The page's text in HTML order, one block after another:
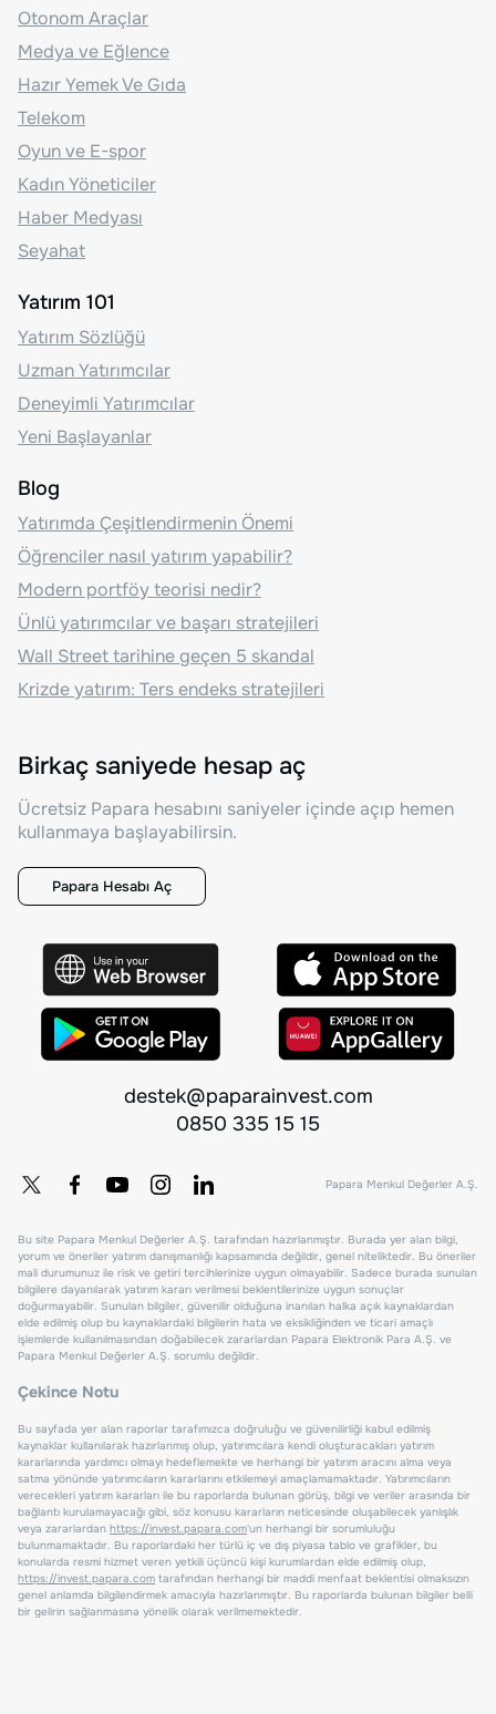
Otonom Araçlar
Medya ve Eğlence
Hazır Yemek Ve Gıda
Telekom
Oyun ve E-spor
Kadın Yöneticiler
Haber Medyası
Seyahat
Yatırım 101
Yatırım Sözlüğü
Uzman Yatırımcılar
Deneyimli Yatırımcılar
Yeni Başlayanlar
Blog
Yatırımda Çeşitlendirmenin Önemi
Öğrenciler nasıl yatırım yapabilir?
Modern portföy teorisi nedir?
Ünlü yatırımcılar ve başarı stratejileri
Wall Street tarihine geçen 5 skandal
Krizde yatırım: Ters endeks stratejileri
Birkaç saniyede hesap aç
Ücretsiz Papara hesabını saniyeler içinde açıp hemen
kullanmaya başlayabilirsin.
Papara Hesabı Aç
destek@paparainvest.com
0850 335 15 15
Papara Menkul Değerler A.Ş.
Bu site Papara Menkul Değerler A.Ş. tarafından hazırlanmıştır. Burada yer alan bilgi,
yorum ve öneriler yatırım danışmanlığı kapsamında değildir, genel niteliktedir. Bu öneriler
mali durumunuz ile risk ve getiri tercihlerinize uygun olmayabilir. Sadece burada sunulan
bilgilere dayanılarak yatırım kararı verilmesi beklentilerinize uygun sonuçlar
doğurmayabilir. Sunulan bilgiler, güvenilir olduğuna inanılan halka açık kaynaklardan
elde edilmiş olup bu kaynaklardaki bilgilerin hata ve eksikliğinden ve ticari amaçlı
işlemlerde kullanılmasından doğabilecek zararlardan Papara Elektronik Para A.Ş. ve
Papara Menkul Değerler A.Ş. sorumlu değildir.
Çekince Notu
Bu sayfada yer alan raporlar tarafımızca doğruluğu ve güvenilirliği kabul edilmiş
kaynaklar kullanılarak hazırlanmış olup, yatırımcılara kendi oluşturacakları yatırım
kararlarında yardımcı olmayı hedeflemekte ve herhangi bir yatırım aracını alma veya
satma yönünde yatırımcıların kararlarını etkilemeyi amaçlamamaktadır. Yatırımcıların
verecekleri yatırım kararları ile bu raporlarda bulunan görüş, bilgi ve veriler arasında bir
bağlantı kurulamayacağı gibi, söz konusu kararların neticesinde oluşabilecek yanlışlık
veya zararlardan https://invest.papara.com'un herhangi bir sorumluluğu
bulunmamaktadır. Bu raporlardaki her türlü iç ve dış piyasa tablo ve grafikler, bu
konularda resmi hizmet veren yetkili üçüncü kişi kurumlardan elde edilmiş olup,
https://invest.papara.com tarafından herhangi bir maddi menfaat beklentisi olmaksızın
genel anlamda bilgilendirmek amacıyla hazırlanmıştır. Bu raporlarda bulunan bilgiler belli
bir gelirin sağlanmasına yönelik olarak verilmemektedir.